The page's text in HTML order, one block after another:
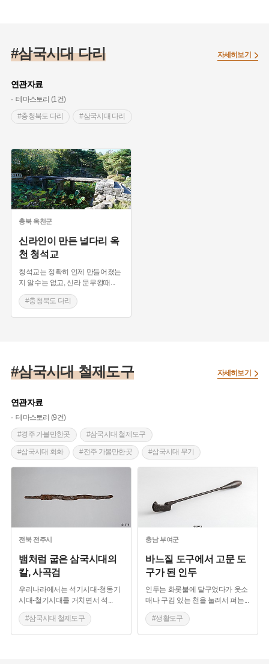
#삼국시대 다리
연관자료
테마스토리 (1건)
#충청북도 다리
#삼국시대 다리
자세히보기
충북 옥천군
신라인이 만든 널다리 옥
천 청석교
청석교는 정확히 언제 만들어졌는
지 알수는 없고, 신라 문무왕때
#충청북도 다리
#삼국시대 다리
#삼국시대 철제도구
연관자료
테마스토리 (9건)
#경주 가볼만한곳
#삼국시대 철제도구
#삼국시대 회화 #전주 가볼만한곳 #삼국시대 무기
#농기구 #김해 가볼만한곳 #생활도구
자세히보기
전북 전주시
뱀처럼 굽은 삼국시대의
칼, 사곡검
우리나라에서는 석기시대-청동기
시대-철기시대를 거치면서 석 ...
#삼국시대 철제도구
#전주 가볼만한곳
충남 부여군
바느질 도구에서 고문 도
구가 된 인두
인두는 화롯불에 달구었다가 옷소
매나 구김 있는 천을 눌려서 펴는...
#생활도구
#부여 가볼만한곳